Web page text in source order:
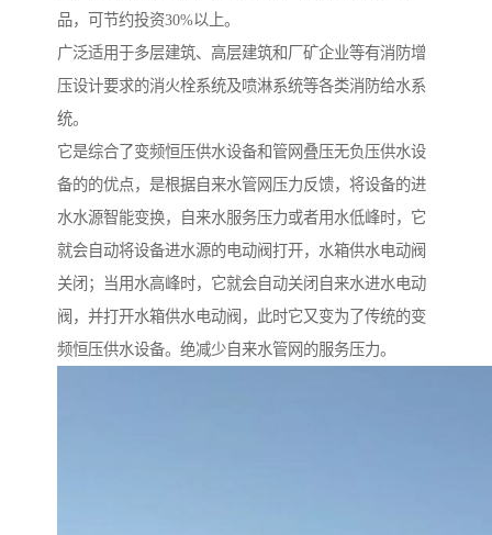
品，可节约投资30%以上。
广泛适用于多层建筑、高层建筑和厂矿企业等有消防增
压设计要求的消火栓系统及喷淋系统等各类消防给水系
统。
它是综合了变频恒压供水设备和管网叠压无负压供水设
备的的优点，是根据自来水管网压力反馈，将设备的进
水水源智能变换，自来水服务压力或者用水低峰时，它
就会自动将设备进水源的电动阀打开，水箱供水电动阀
关闭；当用水高峰时，它就会自动关闭自来水进水电动
阀，并打开水箱供水电动阀，此时它又变为了传统的变
频恒压供水设备。绝减少自来水管网的服务压力。